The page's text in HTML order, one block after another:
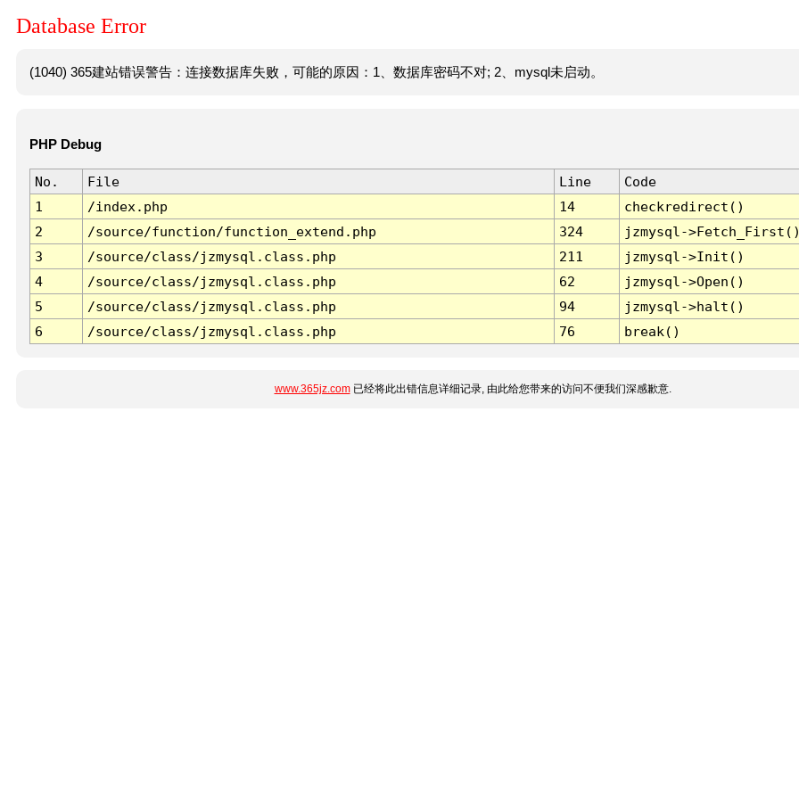
Database Error
(1040) 365建站错误警告：连接数据库失败，可能的原因：1、数据库密码不对; 2、mysql未启动。
PHP Debug
No. File Line
Code
1
/index.php 14
checkredirect()
2
/source/function/function_extend.php 324
jzmysql-
3
/source/class/jzmysql.class.php 211
jzmysql->Init()
4
/source/class/jzmysql.class.php 62
jzmysql->Open()
5
/source/class/jzmysql.class.php 94
jzmysql->halt()
6
/source/class/jzmysql.class.php 76 break()
www.365jz.com已经将此出错信息详细记录, 由此给您带来的访问不便我们深感歉意.